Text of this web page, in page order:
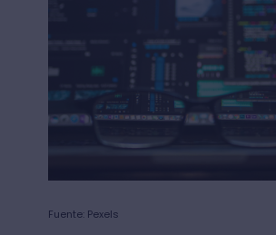
Fuente: Pexels